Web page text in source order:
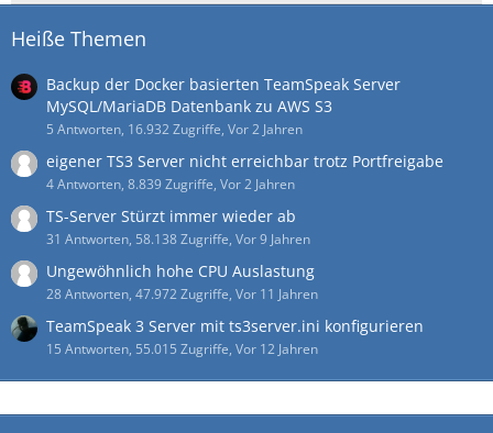
Heiße Themen
Backup der Docker basierten TeamSpeak Server
MySQL/MariaDB Datenbank zu AWS S3
5 Antworten, 16.932 Zugriffe, Vor 2 Jahren
eigener TS3 Server nicht erreichbar trotz Portfreigabe
4 Antworten, 8.839 Zugriffe, Vor 2 Jahren
TS-Server Stürzt immer wieder ab
31 Antworten, 58.138 Zugriffe, Vor 9 Jahren
Ungewöhnlich hohe CPU Auslastung
28 Antworten, 47.972 Zugriffe, Vor 11 Jahren
TeamSpeak 3 Server mit ts3server.ini konfigurieren
15 Antworten, 55.015 Zugriffe, Vor 12 Jahren